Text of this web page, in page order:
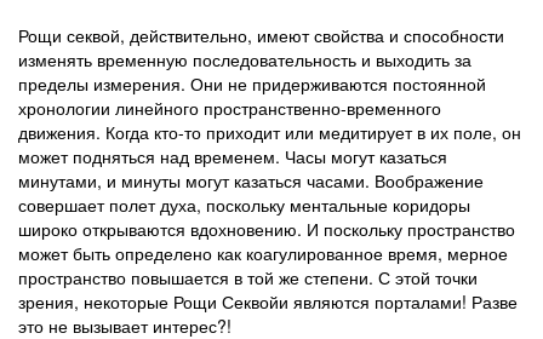
Рощи секвой, действительно, имеют свойства и способности
изменять временную последовательность и выходить за
пределы измерения. Они не придерживаются постоянной
хронологии линейного пространственно-временного
движения. Когда кто-то приходит или медитирует в их поле, он
может подняться над временем. Часы могут казаться
минутами, и минуты могут казаться часами. Воображение
совершает полет духа, поскольку ментальные коридоры
широко открываются вдохновению. И поскольку пространство
может быть определено как коагулированное время, мерное
пространство повышается в той же степени. С этой точки
зрения, некоторые Рощи Секвойи являются порталами! Разве
это не вызывает интерес?!